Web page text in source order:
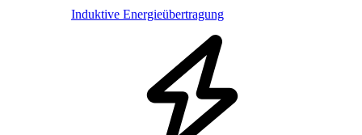
Induktive Energieübertragung